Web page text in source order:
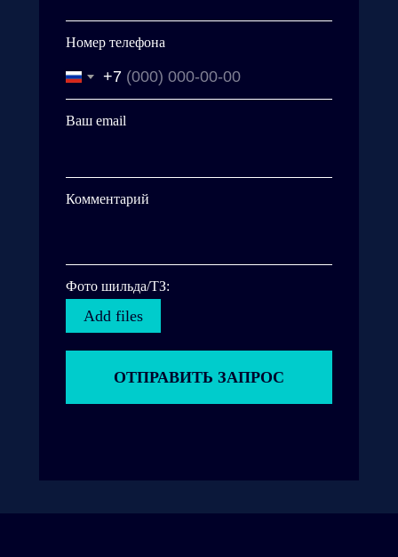
Номер телефона
+7
Ваш email
Комментарий
Фото шильда/ТЗ:
Add files
ОТПРАВИТЬ ЗАПРОС